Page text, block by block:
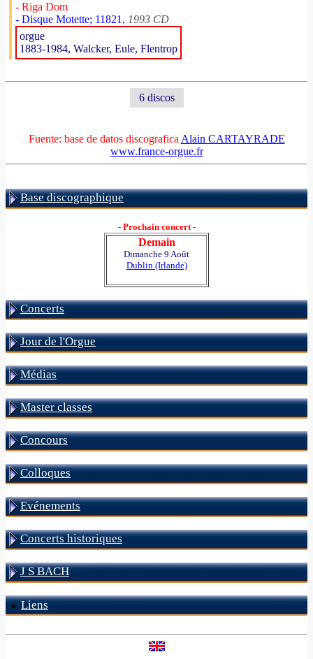
- Riga Dom
- Disque Motette; 11821, 1993 CD
orgue
1883-1984, Walcker, Eule, Flentrop
6 discos
Fuente: base de datos discografica Alain CARTAYRADE
www.france-orgue.fr
Base discographique
- Prochain concert -
Demain
Dimanche 9 Août
Dublin (Irlande)
Concerts
Jour de l'Orgue
Médias
Master classes
Concours
Colloques
Evénements
Concerts historiques
J S BACH
Liens